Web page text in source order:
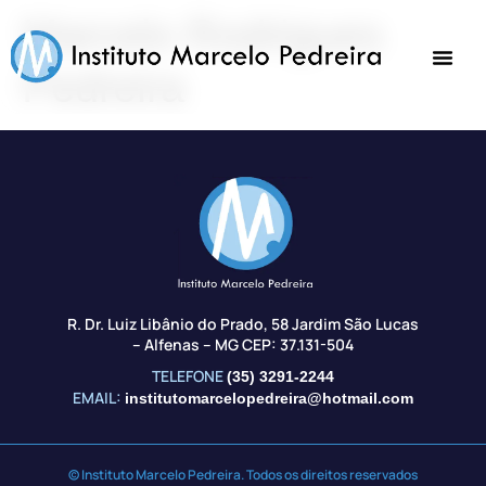
Marcelo Rodrigues
Pedreira
R. Dr. Luiz Libânio do Prado, 58 Jardim São Lucas
– Alfenas – MG CEP: 37.131-504
TELEFONE(35) 3291-2244
EMAIL: institutomarcelopedreira@hotmail.com
© Instituto Marcelo Pedreira. Todos os direitos reservados